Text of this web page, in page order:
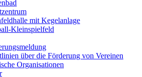
mit Kegelanlage
Kleinspielfeld
über die Förderung von Vereinen
Organisationen